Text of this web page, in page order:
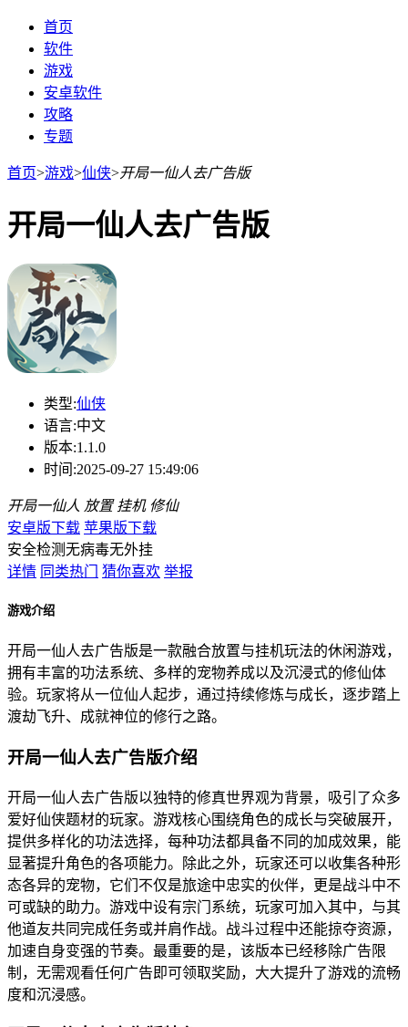
首页
软件
游戏
安卓软件
攻略
专题
首页>游戏>仙侠>开局一仙人去广告版
开局一仙人去广告版
类型:仙侠
语言:中文
版本:1.1.0
时间:2025-09-27 15:49:06
开局一仙人 放置 挂机 修仙
安卓版下载 苹果版下载
安全检测无病毒无外挂
详情 同类热门 猜你喜欢 举报
游戏介绍
开局一仙人去广告版是一款融合放置与挂机玩法的休闲游戏，
拥有丰富的功法系统、多样的宠物养成以及沉浸式的修仙体
验。玩家将从一位仙人起步，通过持续修炼与成长，逐步踏上
渡劫飞升、成就神位的修行之路。
开局一仙人去广告版介绍
开局一仙人去广告版以独特的修真世界观为背景，吸引了众多
爱好仙侠题材的玩家。游戏核心围绕角色的成长与突破展开，
提供多样化的功法选择，每种功法都具备不同的加成效果，能
显著提升角色的各项能力。除此之外，玩家还可以收集各种形
态各异的宠物，它们不仅是旅途中忠实的伙伴，更是战斗中不
可或缺的助力。游戏中设有宗门系统，玩家可加入其中，与其
他道友共同完成任务或并肩作战。战斗过程中还能掠夺资源，
加速自身变强的节奏。最重要的是，该版本已经移除广告限
制，无需观看任何广告即可领取奖励，大大提升了游戏的流畅
度和沉浸感。